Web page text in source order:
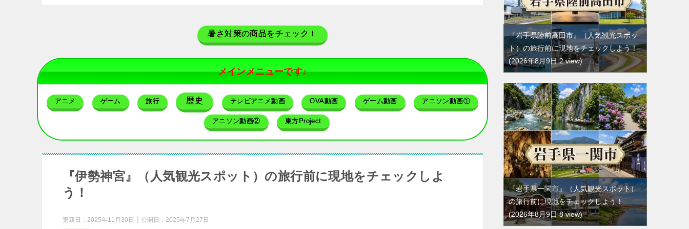
暑さ対策の商品をチェック！
メインメニューです♪
アニメ ゲーム 旅行 歴史 テレビアニメ動画 OVA動画 ゲーム動画 アニソン動画①
アニソン動画② 東方Project
『伊勢神宮』（人気観光スポット）の旅行前に現地をチェックしよ
う！
更新日： 2025年11月30日 公開日： 2025年7月27日
『岩手県陸前高田市』（人気観光スポッ
ト）の旅行前に現地をチェックしよう！
2026年8月9日 2 view
『岩手県一関市』（人気観光スポット）
の旅行前に現地をチェックしよう！
2026年8月9日 8 view